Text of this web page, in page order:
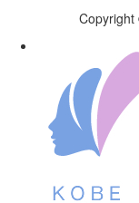
Copyright